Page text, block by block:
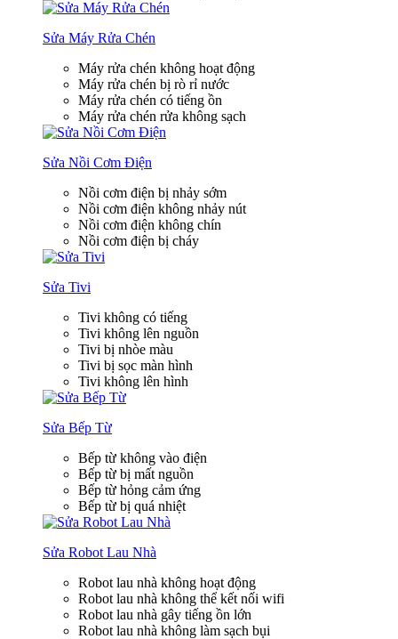
Sửa Máy Rửa Chén
Máy rửa chén không hoạt động
Máy rửa chén bị rò rỉ nước
Máy rửa chén có tiếng ồn
Máy rửa chén rửa không sạch
Sửa Nồi Cơm Điện
Nồi cơm điện bị nhảy sớm
Nồi cơm điện không nhảy nút
Nồi cơm điện không chín
Nồi cơm điện bị cháy
Sửa Tivi
Tivi không có tiếng
Tivi không lên nguồn
Tivi bị nhòe màu
Tivi bị sọc màn hình
Tivi không lên hình
Sửa Bếp Từ
Bếp từ không vào điện
Bếp từ bị mất nguồn
Bếp từ hỏng cảm ứng
Bếp từ bị quá nhiệt
Sửa Robot Lau Nhà
Robot lau nhà không hoạt động
Robot lau nhà không thể kết nối wifi
Robot lau nhà gây tiếng ồn lớn
Robot lau nhà không làm sạch bụi